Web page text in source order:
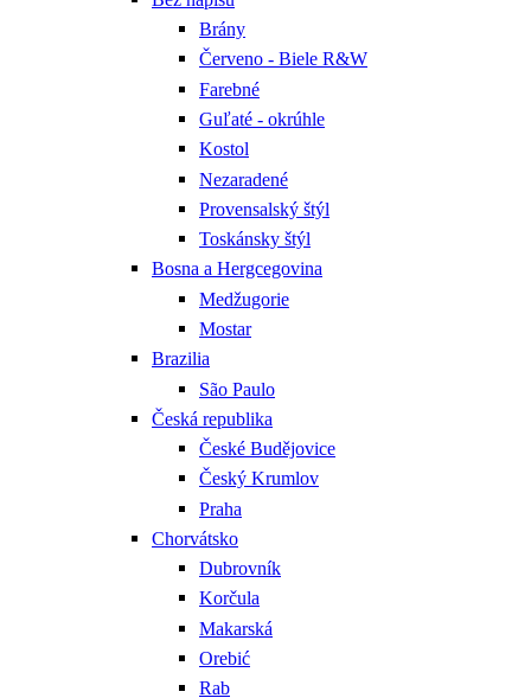
Brány
Červeno - Biele R&W
Farebné
Guľaté - okrúhle
Kostol
Nezaradené
Provensalský štýl
Toskánsky štýl
Bosna a Hergcegovina
Medžugorie
Mostar
Brazilia
São Paulo
Česká republika
České Budějovice
Český Krumlov
Praha
Chorvátsko
Dubrovník
Korčula
Makarská
Orebić
Rab